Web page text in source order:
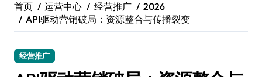
首页 运营中心 经营推广
2026
API驱动营销破局：资源整合与传播裂变
经营推广